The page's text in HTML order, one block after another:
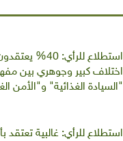
استطلاع للرأي:
اختلاف كبير وجوهري بين
"السيادة الغذائية" و"الأمن
استطلاع للرأي: غالبية تعتقد